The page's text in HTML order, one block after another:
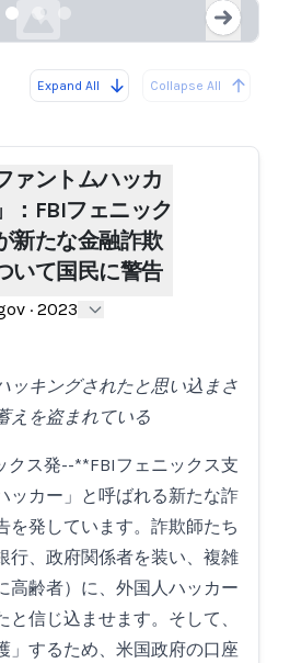
Expand All Collapse All
ァントムハッカ
：FBIフェニック
新たな金融詐欺
いて国民に警告
· 2023
ッキングされたと思い込まさ
えを盗まれている
クス発--**FBIフェニックス支
ッカー」と呼ばれる新たな詐
を発しています。詐欺師たち
行、政府関係者を装い、複雑
高齢者）に、外国人ハッカー
信じ込ませます。そして、
」するため、米国政府の口座